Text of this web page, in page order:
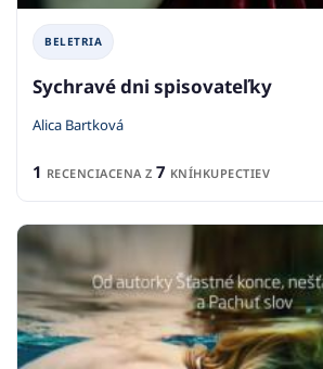
BELETRIA
Sychravé dni spisovateľky
Alica Bartková
1 RECENCIACENA Z 7 KNÍHKUPECTIEV